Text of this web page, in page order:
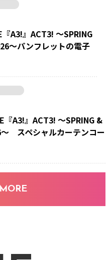
『A3!』ACT3! ～SPRING
～パンフレットの電子
『A3!』ACT3! ～SPRING &
～ スペシャルカーテンコー